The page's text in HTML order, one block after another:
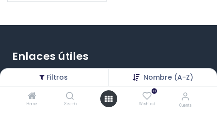
Filtros Nombre (A-Z)
Home Search
0
Wishlist Cuenta
Enlaces útiles
Productos